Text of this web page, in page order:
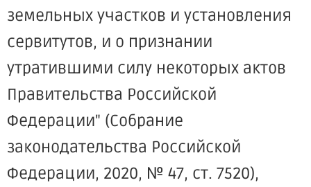
земельных участков и установления
сервитутов, и о признании
утратившими силу некоторых актов
Правительства Российской
Федерации" (Собрание
законодательства Российской
Федерации, 2020, № 47, ст. 7520),